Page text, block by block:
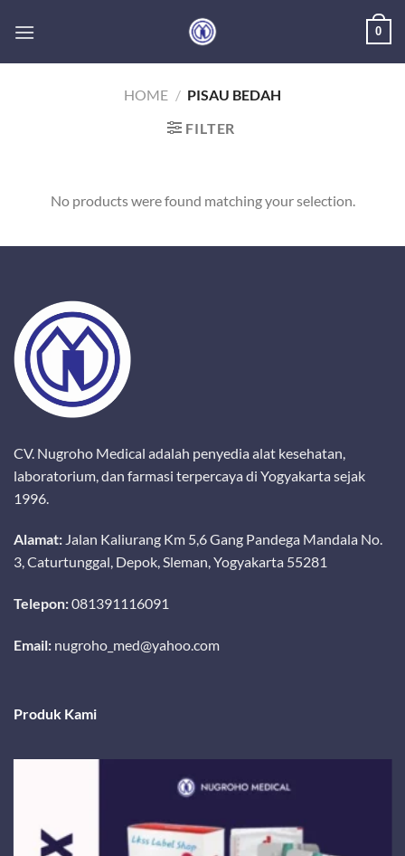
0
HOME / PISAU BEDAH
FILTER
No products were found matching your selection.
CV. Nugroho Medical adalah penyedia alat kesehatan,
laboratorium, dan farmasi terpercaya di Yogyakarta sejak
1996.
Alamat: Jalan Kaliurang Km 5,6 Gang Pandega Mandala No.
3, Caturtunggal, Depok, Sleman, Yogyakarta 55281
Telepon:081391116091
Email: nugroho_med@yahoo.com
Produk Kami